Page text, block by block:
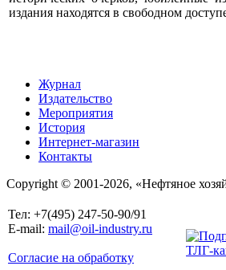
издания находятся в свободном
Журнал
Издательство
Мероприятия
История
Интернет-магазин
Контакты
Copyright © 2001-2026, «Нефтяное
Тел: +7(495) 247-50-90/91
E-mail: mail@oil-industry.ru
Согласие на обработку